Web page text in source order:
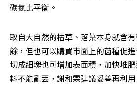
碳氮比平衡。
取自大自然的枯草、落葉本身就含
餘，但也可以購買市面上的菌種促
切成細塊也可增加表面積，加快堆
料不能亂丟，謝和霖建議妥善再利